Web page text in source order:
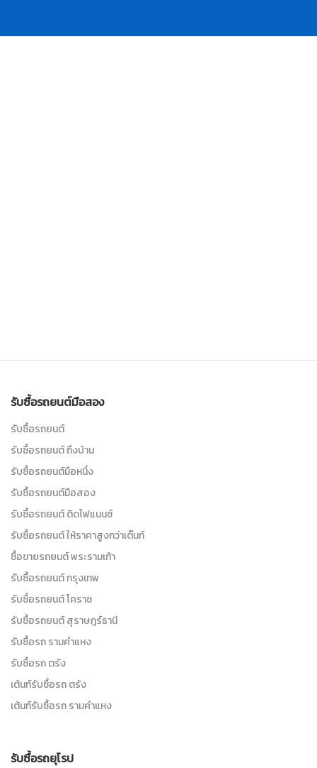
รับซื้อรถยนต์มือสอง
รับซื้อรถยนต์
รับซื้อรถยนต์ ถึงบ้าน
รับซื้อรถยนต์มือหนึ่ง
รับซื้อรถยนต์มือสอง
รับซื้อรถยนต์ ติดไฟแนนซ์
รับซื้อรถยนต์ ให้ราคาสูงกว่าเต๊นท์
ซื้อขายรถยนต์ พระรามเก้า
รับซื้อรถยนต์ กรุงเทพ
รับซื้อรถยนต์ โคราช
รับซื้อรถยนต์ สุราษฎร์ธานี
รับซื้อรถ รามคำแหง
รับซื้อรถ ตรัง
เต้นท์รับซื้อรถ ตรัง
เต้นท์รับซื้อรถ รามคำแหง
รับซื้อรถยุโรป